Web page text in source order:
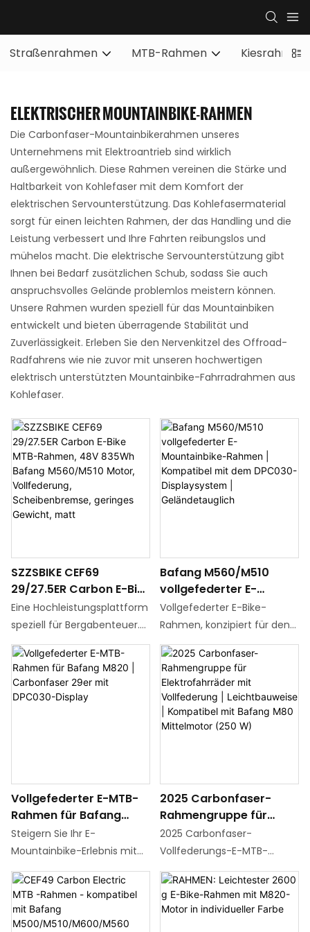
Straßenrahmen MTB-Rahmen Kiesrahmen
ELEKTRISCHER MOUNTAINBIKE-RAHMEN
Die Carbonfaser-Mountainbikerahmen unseres
Unternehmens mit Elektroantrieb sind wirklich
außergewöhnlich. Diese Rahmen vereinen die Stärke und
Haltbarkeit von Kohlefaser mit dem Komfort der
elektrischen Servounterstützung. Das Kohlefasermaterial
sorgt für einen leichten Rahmen, der das Handling und die
Leistung verbessert und Ihre Fahrten reibungslos und
mühelos macht. Die elektrische Servounterstützung gibt
Ihnen bei Bedarf zusätzlichen Schub, sodass Sie auch
anspruchsvolles Gelände problemlos meistern können.
Unsere Rahmen wurden speziell für das Mountainbiken
entwickelt und bieten überragende Stabilität und
Zuverlässigkeit. Erleben Sie den Nervenkitzel des Offroad-
Radfahrens wie nie zuvor mit unseren hochwertigen
elektrisch unterstützten Mountainbike-Fahrradrahmen aus
Kohlefaser.
SZZSBIKE CEF69
29/27.5ER Carbon E-Bike
MTB-Rahmen, 48V
835Wh Bafang
Vollfederung,
Scheibenbremse,
geringes Gewicht, matt
Eine Hochleistungsplattform
speziell für Bergabenteuer.
Sie verfügt über einen
leichten, matten
Carbonfaserrahmen, einen
integrierten,
Kapazität für
langanhaltende Leistung
und reaktionsschnelles
Fahrverhalten. Die
professionelle Vollfederung
Scheibenbremsen ist mit
29/27,5-Zoll-Laufrädern
kompatibel und meistert
Bafang M560/M510
vollgefederter E-
Mountainbike-Rahmen |
Kompatibel mit dem
| Geländetauglich
Vollgefederter E-Bike-
Rahmen, konzipiert für den
anspruchsvollen Offroad-
Einsatz. Der Kern ist
kompatibel mit dem Bafang
M560/M510 Motor DPC030
Displaysystem und bietet
eine leistungsstarke und
Zoll Raddurchmesser und
bietet Platz für einen 48V
835Wh Akku. Damit ist er die
ideale Plattform für den Bau
leistungsstarker
Vollgefederter E-MTB-
Rahmen für Bafang
M820 | Carbonfaser
29er mit DPC030-
Steigern Sie Ihr E-
Mountainbike-Erlebnis mit
diesem leistungsstarken
vollgefederten E-Bike-
Rahmen aus Kohlefaser, der
für 29er-Räder entwickelt
2025 Carbonfaser-
Rahmengruppe für
Elektrofahrräder mit
Vollfederung |
Kompatibel mit Bafang
M80 Mittelmotor (250
W)
2025 Carbonfaser-
Vollfederungs-E-MTB-
Rahmenset | Kompatibel mit
Bafang M820 25W
Mittelmotor |